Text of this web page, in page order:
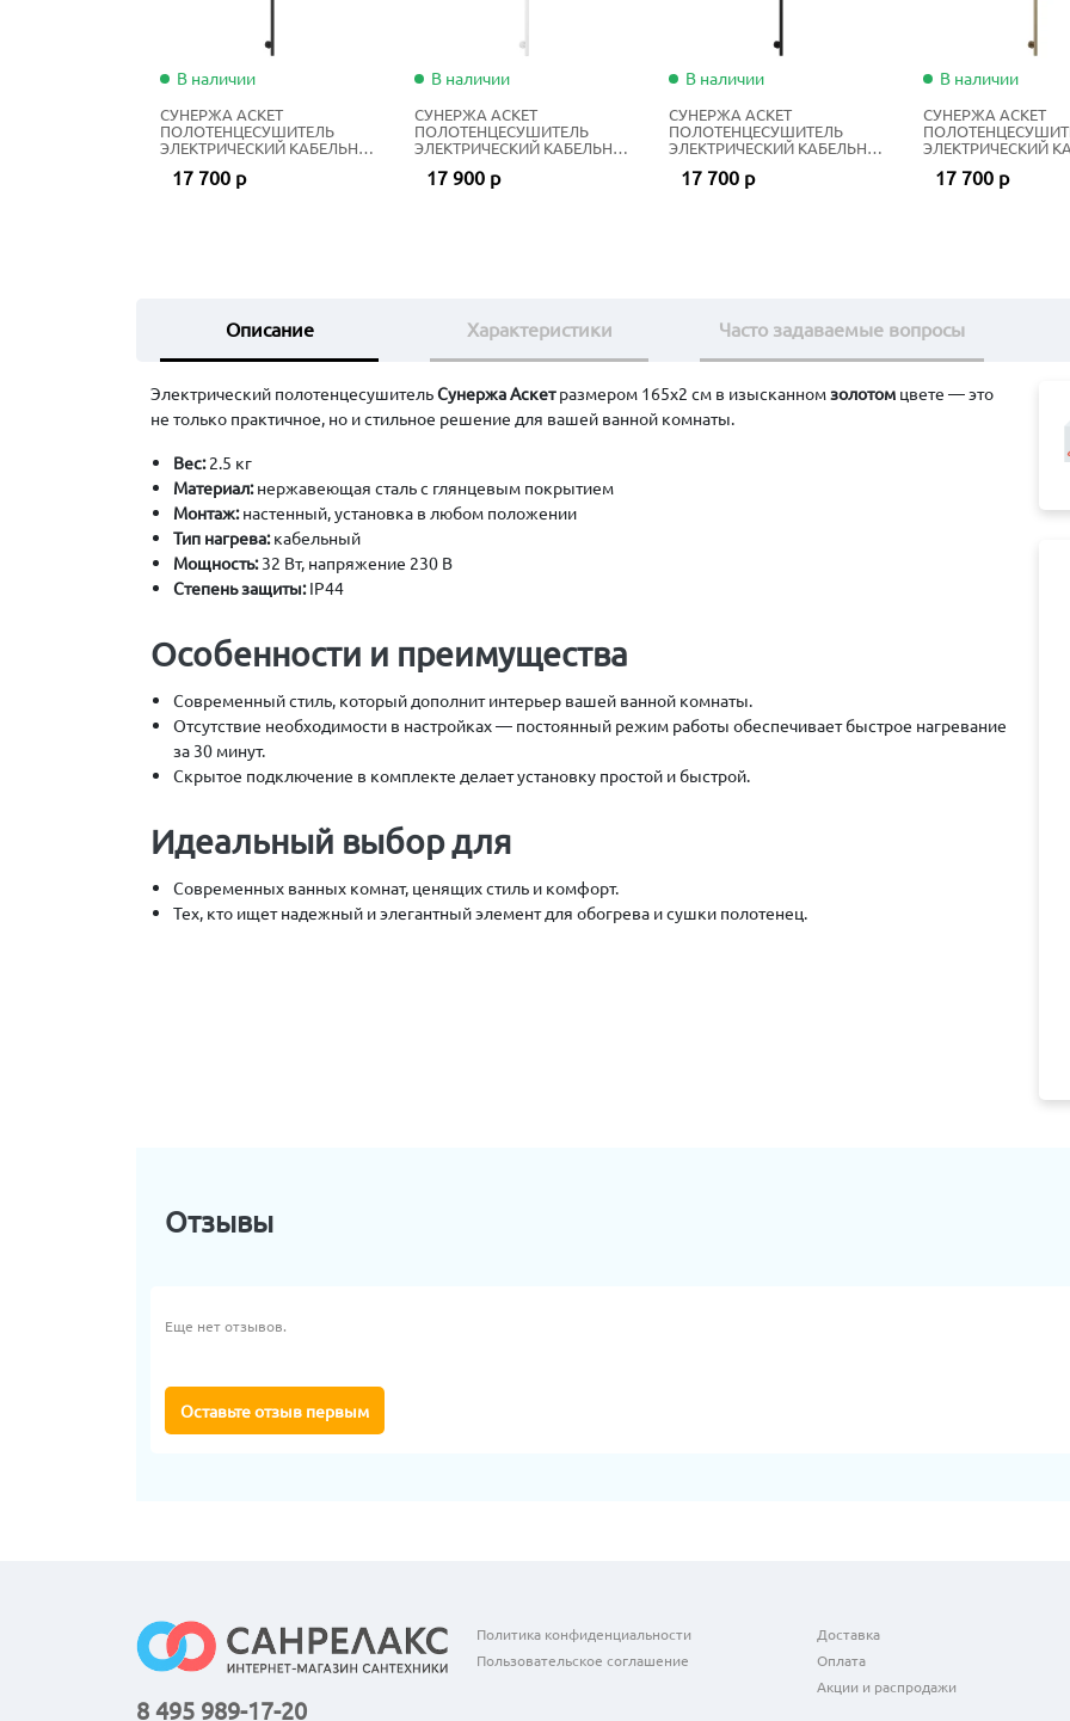
В наличии
СУНЕРЖА АСКЕТ
ПОЛОТЕНЦЕСУШИТЕЛЬ
ЭЛЕКТРИЧЕСКИЙ КАБЕЛЬНЫЙ
МУАР
17 700 р
В наличии
СУНЕРЖА АСКЕТ
ПОЛОТЕНЦЕСУШИТЕЛЬ
ЭЛЕКТРИЧЕСКИЙ КАБЕЛЬНЫЙ
17 900 р
В наличии
СУНЕРЖА АСКЕТ
ПОЛОТЕНЦЕСУШИТЕЛЬ
ЭЛЕКТРИЧЕСКИЙ КАБЕЛЬНЫЙ
17 700 р
В наличии
СУНЕРЖА АСКЕТ
ЭЛЕКТРИЧЕСКИЙ
17 700 р
Описание Характеристики Часто задаваемые вопросы
Электрический полотенцесушительСунержа Аскетразмером 165х2 см в изысканномзолотом цвете — это
не только практичное, но и стильное решение для вашей ванной комнаты.
Вес:2.5 кг
Материал:нержавеющая сталь с глянцевым покрытием
Монтаж:настенный, установка в любом положении
Тип нагрева:кабельный
Мощность:32 Вт, напряжение 230 В
Степень защиты:IP44
Особенности и преимущества
Современный стиль, который дополнит интерьер вашей ванной комнаты.
Отсутствие необходимости в настройках — постоянный режим работы обеспечивает быстрое нагревание
за 30 минут.
Скрытое подключение в комплекте делает установку простой и быстрой.
Идеальный выбор для
Современных ванных комнат, ценящих стиль и комфорт.
Тех, кто ищет надежный и элегантный элемент для обогрева и сушки полотенец.
Отзывы
Еще нет отзывов.
Оставьте отзыв первым
8 495 989-17-20
Политика конфиденциальности
Пользовательское соглашение
Доставка
Оплата
Акции и распродажи